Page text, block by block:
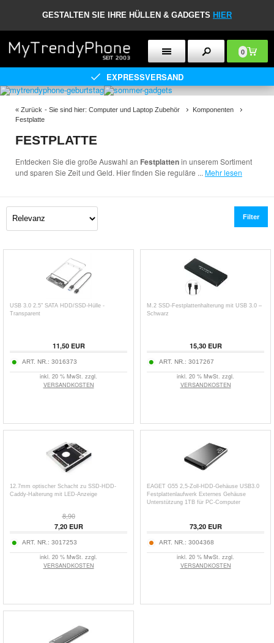
GESTALTEN SIE IHRE HÜLLEN & GADGETS HIER
0
EXPRESSVERSAND
« Zurück - Sie sind hier: Computer und Laptop Zubehör
Komponenten
Festplatte
FESTPLATTE
Entdecken Sie die große Auswahl an Festplattenin unserem Sortiment
und sparen Sie Zeit und Geld. Hier finden Sie reguläre ... Mehr lesen
Filter
USB 3.0 2.5" SATA HDD/SSD-Hülle -
Transparent
11,50EUR
ART. NR.: 3016373
inkl. 20 % MwSt. zzgl.
VERSANDKOSTEN
M.2 SSD-Festplattenhalterung mit USB 3.0 –
Schwarz
15,30EUR
ART. NR.: 3017267
inkl. 20 % MwSt. zzgl.
VERSANDKOSTEN
12.7mm optischer Schacht zu SSD-HDD-
Caddy-Halterung mit LED-Anzeige
8,90
7,20EUR
ART. NR.: 3017253
inkl. 20 % MwSt. zzgl.
VERSANDKOSTEN
EAGET G55 2,5-Zoll-HDD-Gehäuse USB3.0
Festplattenlaufwerk Externes Gehäuse
Unterstützung 1TB für PC-Computer
73,20EUR
ART. NR.: 3004368
inkl. 20 % MwSt. zzgl.
VERSANDKOSTEN